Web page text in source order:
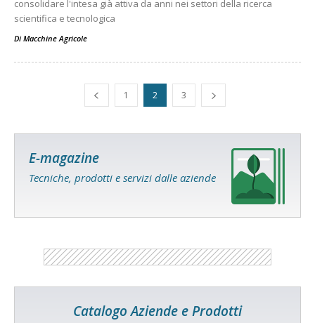
consolidare l'intesa già attiva da anni nei settori della ricerca
scientifica e tecnologica
Di Macchine Agricole
1 2 3
E-magazine
Tecniche, prodotti e servizi dalle aziende
Catalogo Aziende e Prodotti